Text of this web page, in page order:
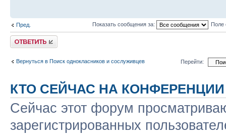
Пред. Показать сообщения за: Поле
Ответить
Вернуться в Поиск однокласников и сослуживцев Перейти:
КТО СЕЙЧАС НА КОНФЕРЕНЦИИ
Сейчас этот форум
зарегистрированных